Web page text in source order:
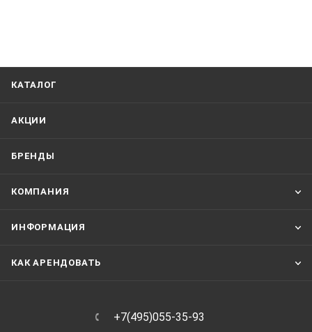
КАТАЛОГ
АКЦИИ
БРЕНДЫ
КОМПАНИЯ
ИНФОРМАЦИЯ
КАК АРЕНДОВАТЬ
+7(495)055-35-93